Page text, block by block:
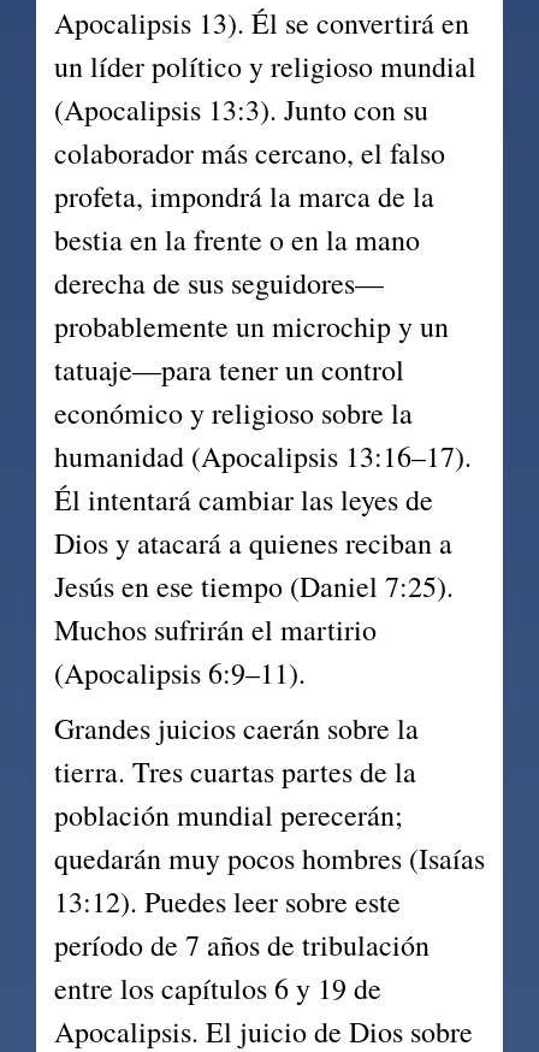
Apocalipsis 13). Él se convertirá en
un líder político y religioso mundial
(Apocalipsis 13:3). Junto con su
colaborador más cercano, el falso
profeta, impondrá la marca de la
bestia en la frente o en la mano
derecha de sus seguidores—
probablemente un microchip y un
tatuaje—para tener un control
económico y religioso sobre la
humanidad (Apocalipsis 13:16–17).
Él intentará cambiar las leyes de
Dios y atacará a quienes reciban a
Jesús en ese tiempo (Daniel 7:25).
Muchos sufrirán el martirio
(Apocalipsis 6:9–11).
Grandes juicios caerán sobre la
tierra. Tres cuartas partes de la
población mundial perecerán;
quedarán muy pocos hombres (Isaías
13:12). Puedes leer sobre este
período de 7 años de tribulación
entre los capítulos 6 y 19 de
Apocalipsis. El juicio de Dios sobre